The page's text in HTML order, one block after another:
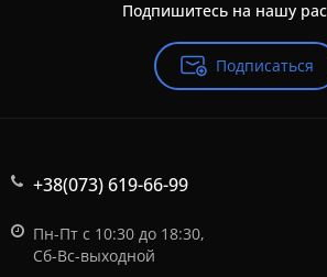
Подпишитесь на нашу
Подписаться
+38(073) 619-66-99
Пн-Пт с 10:30 до 18:30,
Сб-Вс-выходной